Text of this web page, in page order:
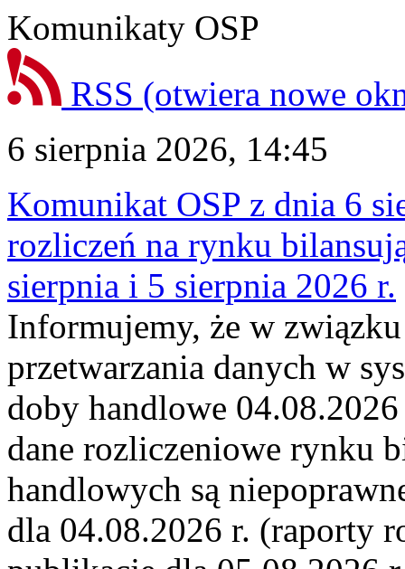
Komunikaty OSP
RSS (otwiera nowe
6 sierpnia 2026, 14:45
Komunikat OSP z dnia 6
rozliczeń na rynku
sierpnia i 5 sierpnia 2026 r.
Informujemy, że w
przetwarzania danych w
doby handlowe
dane rozliczeniowe rynku
handlowych są
dla 04.08.2026 r. (raporty